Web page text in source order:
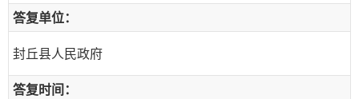
答复单位：
封丘县人民政府
答复时间：